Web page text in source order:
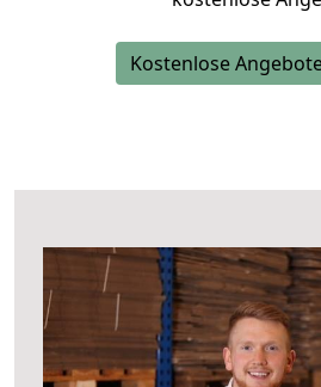
Kostenlose